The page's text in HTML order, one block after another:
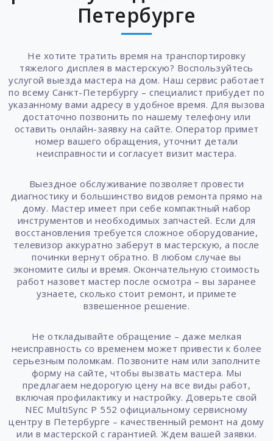
Петербурге
Не хотите тратить время на транспортировку
тяжелого дисплея в мастерскую? Воспользуйтесь
услугой выезда мастера на дом. Наш сервис работает
по всему Санкт-Петербургу – специалист прибудет по
указанному вами адресу в удобное время. Для вызова
достаточно позвонить по нашему телефону или
оставить онлайн-заявку на сайте. Оператор примет
номер вашего обращения, уточнит детали
неисправности и согласует визит мастера.
Выездное обслуживание позволяет провести
диагностику и большинство видов ремонта прямо на
дому. Мастер имеет при себе компактный набор
инструментов и необходимых запчастей. Если для
восстановления требуется сложное оборудование,
телевизор аккуратно заберут в мастерскую, а после
починки вернут обратно. В любом случае вы
экономите силы и время. Окончательную стоимость
работ назовет мастер после осмотра – вы заранее
узнаете, сколько стоит ремонт, и примете
взвешенное решение.
Не откладывайте обращение – даже мелкая
неисправность со временем может привести к более
серьезным поломкам. Позвоните нам или заполните
форму на сайте, чтобы вызвать мастера. Мы
предлагаем недорогую цену на все виды работ,
включая профилактику и настройку. Доверьте свой
NEC MultiSync P 552 официальному сервисному
центру в Петербурге – качественный ремонт на дому
или в мастерской с гарантией. Ждем вашей заявки.